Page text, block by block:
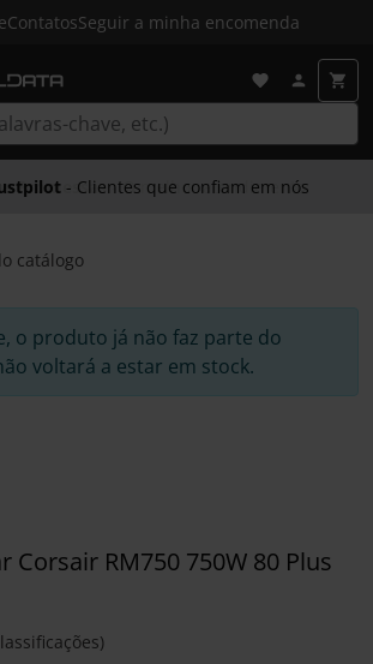
ContatosSeguir a minha encomenda
- Clientes que confiam em nós
catálogo
o produto já não faz parte do
voltará a estar em stock.
Corsair RM750 750W 80 Plus